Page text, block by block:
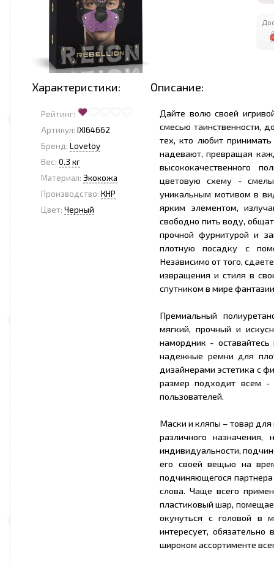
Характеристики: Описание:
Рейтинг:
Артикул: IXI64662
Бренд: Lovetoy
Вес: 0.3 кг
Материал: Экокожа
Производство: КНР
Цвет: Черный
Дайте волю своей
смесью таинственности,
тех, кто любит
надевают, превращая
высококачественного
цветовую схему -
уникальным мотивом в
ярким элементом,
свободно пить воду,
прочной фурнитурой и
плотную посадку с
Независимо от того,
извращения и стиля в
спутником в мире
Премиальный
мягкий, прочный и
намордник -
надежные ремни для
дизайнерами эстетика с
размер подходит всем -
пользователей.
Маски и кляпы – товар
различного
индивидуальности,
его своей вещью на
подчиняющегося
слова. Чаще всего
пластиковый шар,
окунуться с головой в
интересует,
широком ассортименте